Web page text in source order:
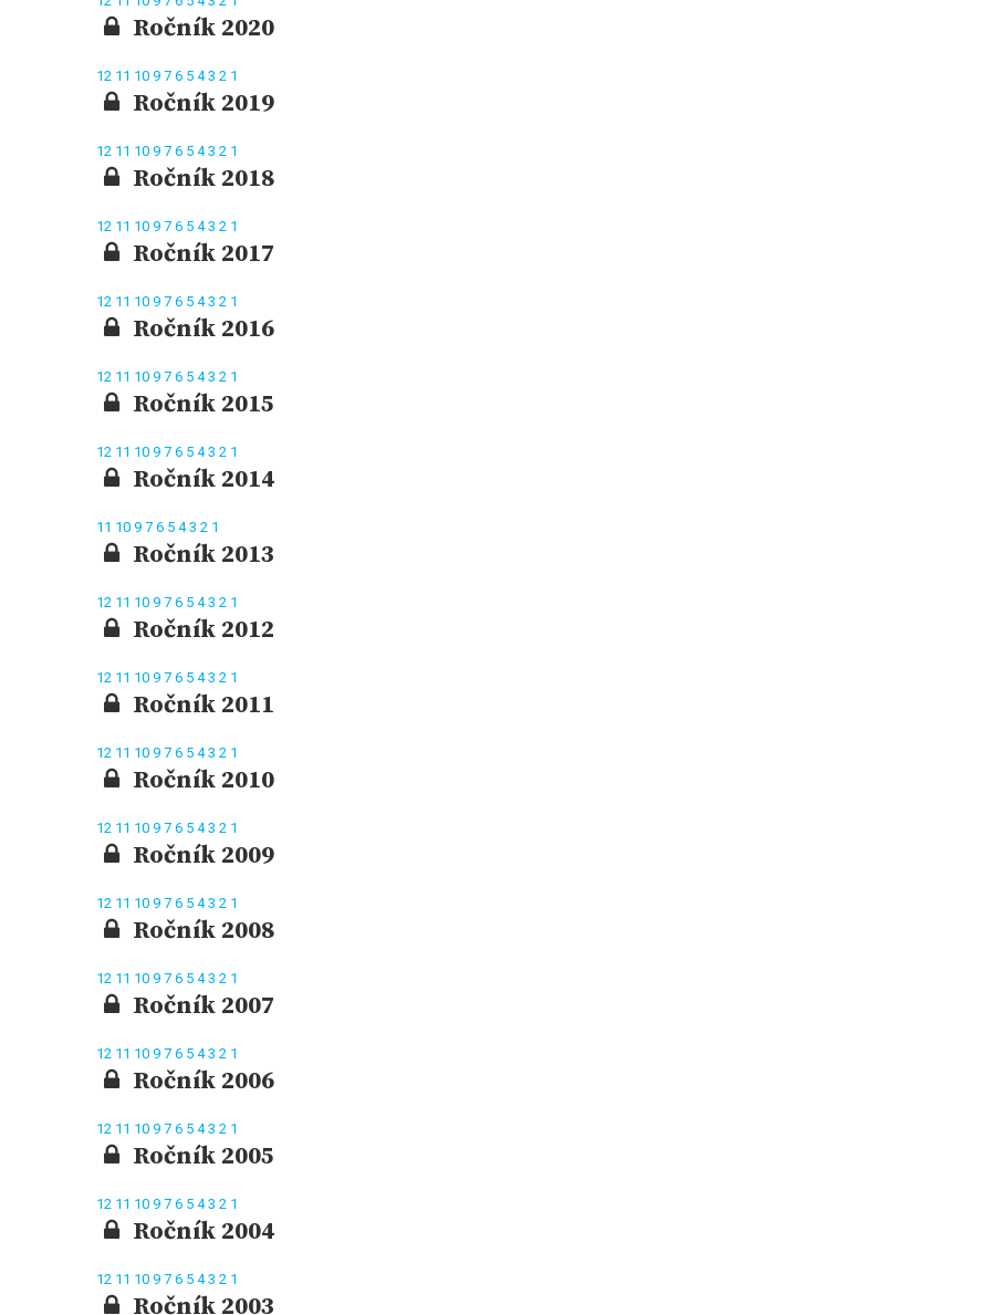
Ročník 2020
12 11 10 9 7 6 5 43 2 1
Ročník 2019
12 11 10 9 7 6 5 43 2 1
Ročník 2018
12 11 10 9 7 6 5 43 2 1
Ročník 2017
12 11 10 9 7 6 5 43 2 1
Ročník 2016
12 11 10 9 7 6 5 43 2 1
Ročník 2015
12 11 10 9 7 6 5 43 2 1
Ročník 2014
11 10 9 7 6 5 43 2 1
Ročník 2013
12 11 10 9 7 6 5 43 2 1
Ročník 2012
12 11 10 9 7 6 5 43 2 1
Ročník 2011
12 11 10 9 7 6 5 43 2 1
Ročník 2010
12 11 10 9 7 6 5 43 2 1
Ročník 2009
12 11 10 9 7 6 5 43 2 1
Ročník 2008
12 11 10 9 7 6 5 43 2 1
Ročník 2007
12 11 10 9 7 6 5 43 2 1
Ročník 2006
12 11 10 9 7 6 5 43 2 1
Ročník 2005
12 11 10 9 7 6 5 43 2 1
Ročník 2004
12 11 10 9 7 6 5 43 2 1
Ročník 2003